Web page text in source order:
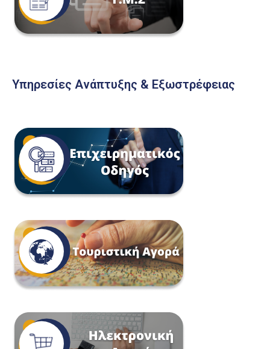
Υπηρεσίες Ανάπτυξης & Εξωστρέφειας